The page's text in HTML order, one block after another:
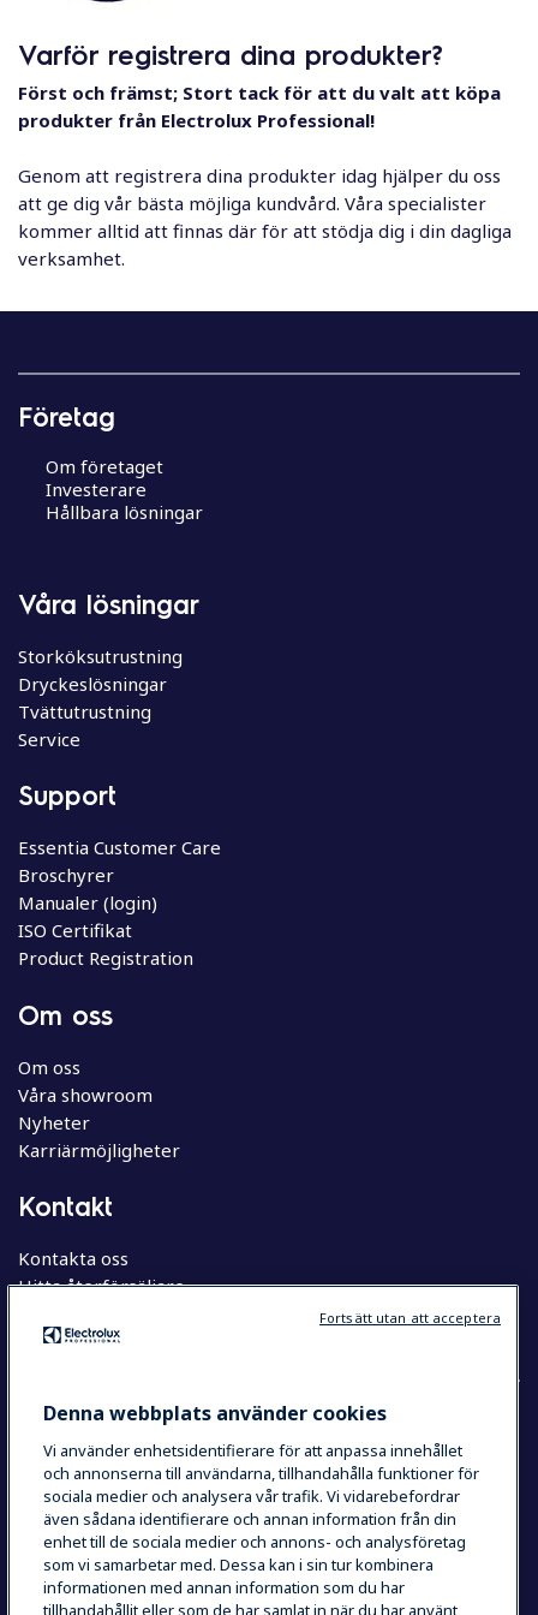
Varför registrera dina produkter?
Först och främst; Stort tack för att du valt att köpa
produkter från Electrolux Professional!
Genom att registrera dina produkter idag hjälper du oss
att ge dig vår bästa möjliga kundvård. Våra specialister
kommer alltid att finnas där för att stödja dig i din dagliga
verksamhet.
Företag
Om företaget
Investerare
Hållbara lösningar
Våra lösningar
Storköksutrustning
Dryckeslösningar
Tvättutrustning
Service
Support
Essentia Customer Care
Broschyrer
Manualer (login)
ISO Certifikat
Product Registration
Om oss
Om oss
Våra showroom
Nyheter
Karriärmöjligheter
Kontakt
Kontakta oss
Hitta återförsäljare
COUNTRY AND LANGUAGE
YOUR SELECTION: SVERIGE
Integritetspolicy
Cookie Policy
Användarvillkor
Denna webbplats använder cookies
Vi använder enhetsidentifierare för att anpassa innehållet
och annonserna till användarna, tillhandahålla funktioner för
sociala medier och analysera vår trafik. Vi vidarebefordrar
även sådana identifierare och annan information från din
enhet till de sociala medier och annons- och analysföretag
som vi samarbetar med. Dessa kan i sin tur kombinera
informationen med annan information som du har
tillhandahållit eller som de har samlat in när du har använt
Fortsätt utan att acceptera